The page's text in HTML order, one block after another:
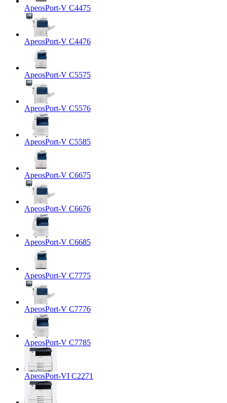
ApeosPort-V C4475
ApeosPort-V C4476
ApeosPort-V C5575
ApeosPort-V C5576
ApeosPort-V C5585
ApeosPort-V C6675
ApeosPort-V C6676
ApeosPort-V C6685
ApeosPort-V C7775
ApeosPort-V C7776
ApeosPort-V C7785
ApeosPort-VI C2271